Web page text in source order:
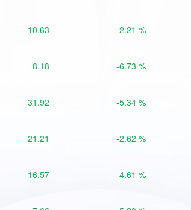
10.63 -2.21 %
8.18 -6.73 %
31.92 -5.34 %
21.21 -2.62 %
16.57 -4.61 %